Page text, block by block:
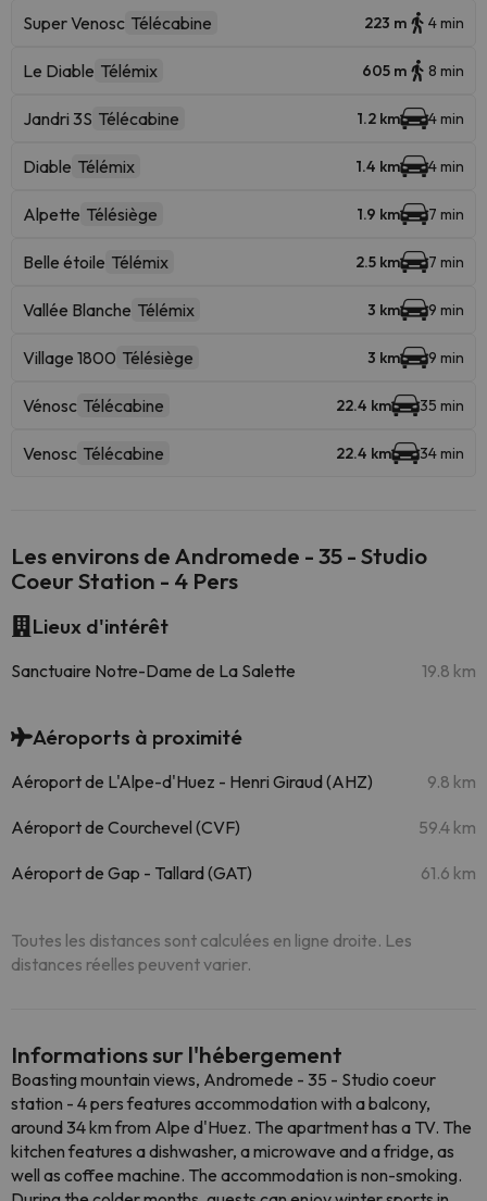
Super Venosc Télécabine 223 m 4 min
Le Diable Télémix 605 m 8 min
Jandri 3S Télécabine 1.2 km 4 min
Diable Télémix 1.4 km 4 min
Alpette Télésiège 1.9 km 7 min
Belle étoile Télémix 2.5 km 7 min
Vallée Blanche Télémix 3 km 9 min
Village 1800 Télésiège 3 km 9 min
Vénosc Télécabine 22.4 km 35 min
Venosc Télécabine 22.4 km 34 min
Les environs de Andromede - 35 - Studio
Coeur Station - 4 Pers
Lieux d'intérêt
Sanctuaire Notre-Dame de La Salette 19.8 km
Aéroports à proximité
Aéroport de L'Alpe-d'Huez - Henri Giraud (AHZ) 9.8 km
Aéroport de Courchevel (CVF) 59.4 km
Aéroport de Gap - Tallard (GAT) 61.6 km
Toutes les distances sont calculées en ligne droite. Les
distances réelles peuvent varier.
Informations sur l'hébergement
Boasting mountain views, Andromede - 35 - Studio coeur
station - 4 pers features accommodation with a balcony,
around 34 km from Alpe d'Huez. The apartment has a TV. The
kitchen features a dishwasher, a microwave and a fridge, as
well as coffee machine. The accommodation is non-smoking.